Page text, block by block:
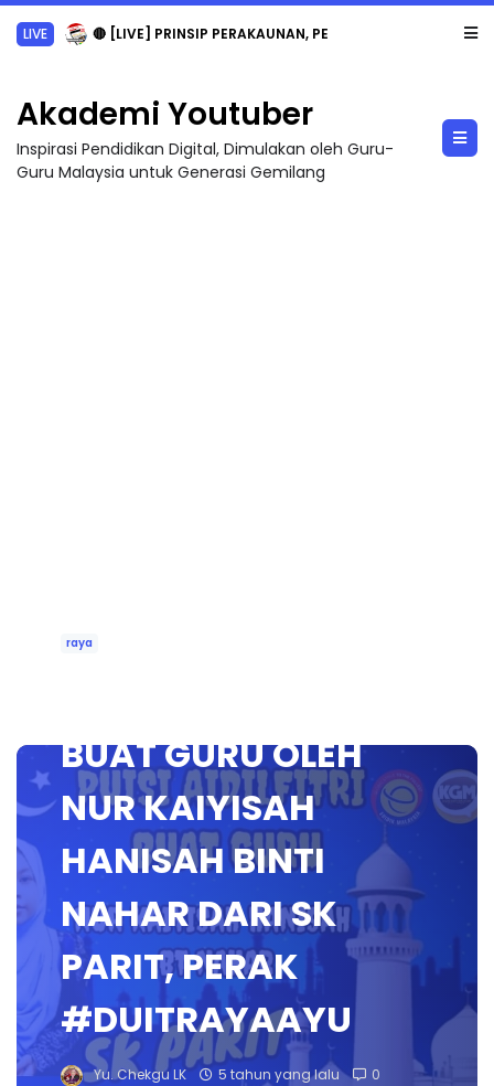
LIVE 🔴 [LIVE] PRINSIP PERAKAUNAN, PECUT SKOR SOALAN 1 TRIAL OLEH CIKGU WAN...
Akademi Youtuber
Inspirasi Pendidikan Digital, Dimulakan oleh Guru-
Guru Malaysia untuk Generasi Gemilang
raya
BUAT GURU OLEH
NUR KAIYISAH
HANISAH BINTI
NAHAR DARI SK
PARIT, PERAK
#DUITRAYAAYU
Yu. Chekgu LK 5 tahun yang lalu 0